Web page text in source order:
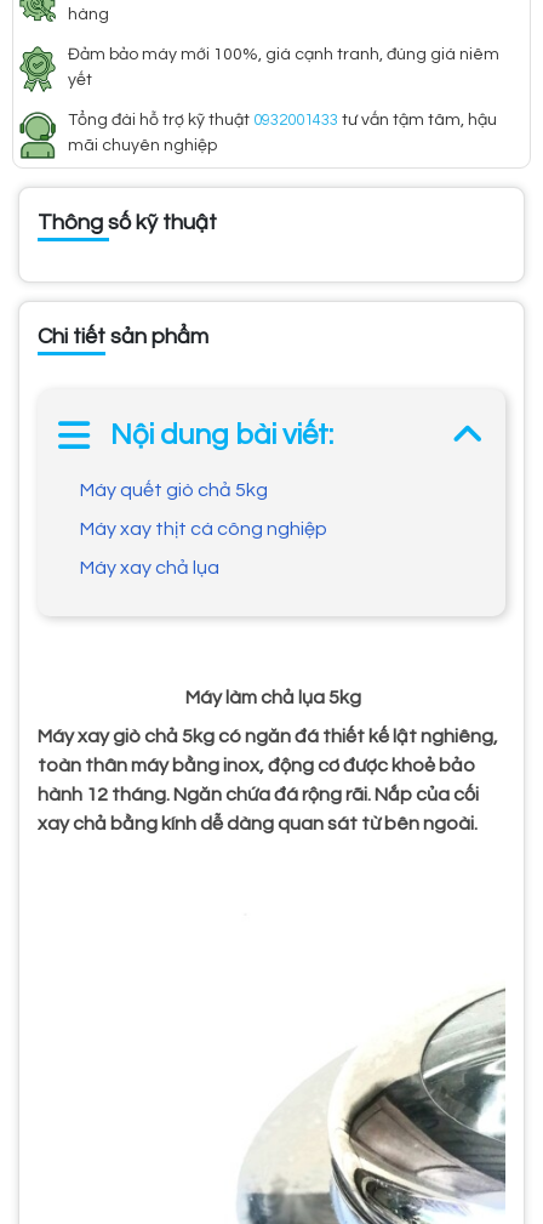
hàng
Đảm bảo máy mới 100%, giá cạnh tranh, đúng giá niêm
yết
Tổng đài hỗ trợ kỹ thuật 0932001433 tư vấn tậm tâm, hậu
mãi chuyên nghiệp
Thông số kỹ thuật
Chi tiết sản phẩm
Nội dung bài viết:
Máy quết giò chả 5kg
Máy xay thịt cá công nghiệp
Máy xay chả lụa
Máy làm chả lụa 5kg
Máy xay giò chả 5kg có ngăn đá thiết kế lật nghiêng,
toàn thân máy bằng inox, động cơ được khoẻ bảo
hành 12 tháng. Ngăn chứa đá rộng rãi. Nắp của cối
xay chả bằng kính dễ dàng quan sát từ bên ngoài.